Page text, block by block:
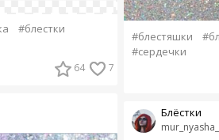
#блестки
64 7
#блестяшки
#сердечки
Блёстки